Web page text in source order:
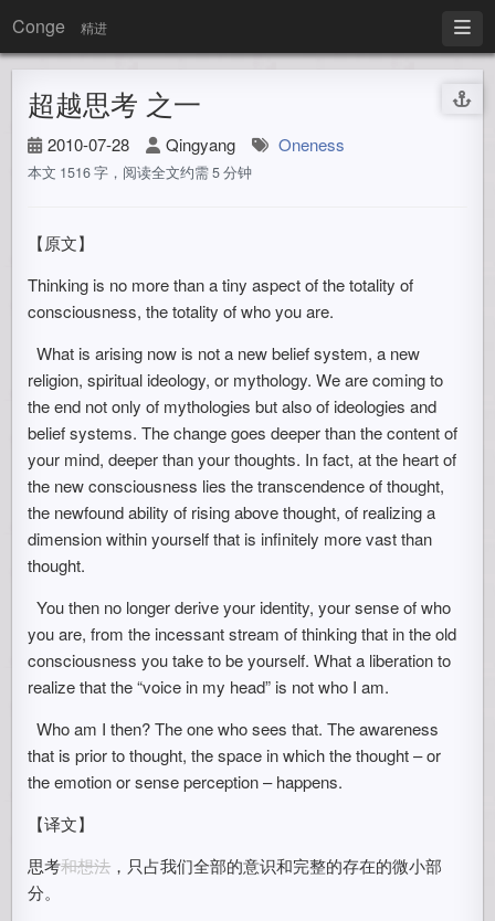
Conge 精进
超越思考 之一
2010-07-28 Qingyang Oneness
本文 1516 字，阅读全文约需 5 分钟
【原文】
Thinking is no more than a tiny aspect of the totality of
consciousness, the totality of who you are.
What is arising now is not a new belief system, a new
religion, spiritual ideology, or mythology. We are coming to
the end not only of mythologies but also of ideologies and
belief systems. The change goes deeper than the content of
your mind, deeper than your thoughts. In fact, at the heart of
the new consciousness lies the transcendence of thought,
the newfound ability of rising above thought, of realizing a
dimension within yourself that is infinitely more vast than
thought.
You then no longer derive your identity, your sense of who
you are, from the incessant stream of thinking that in the old
consciousness you take to be yourself. What a liberation to
realize that the “voice in my head” is not who I am.
Who am I then? The one who sees that. The awareness
that is prior to thought, the space in which the thought – or
the emotion or sense perception – happens.
【译文】
思考和想法 ，只占我们全部的意识和完整的存在的微小部
分。